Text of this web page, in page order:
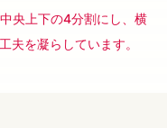
央上下の4分割にし、横
夫を凝らしています。